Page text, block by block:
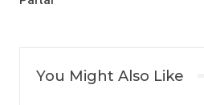
You Might Also Like